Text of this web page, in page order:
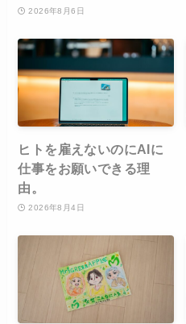
2026年8月6日
ヒトを雇えないのにAIに
仕事をお願いできる理
由。
2026年8月4日